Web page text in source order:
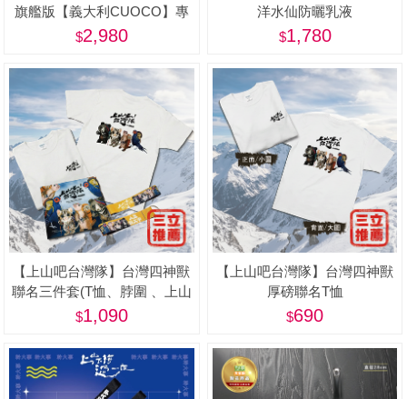
旗艦版【義大利CUOCO】專
利石墨烯S3-IH大寶鍋34cm(附
2,980
洋水仙防曬乳液
(SPF50+,PA++++)-美
1,780
【上山吧台灣隊】台灣四神獸
聯名三件套(T恤、脖圍 、上山
下海鑰匙圈)
1,090
【上山吧台灣隊】台灣四神獸
厚磅聯名T恤
690